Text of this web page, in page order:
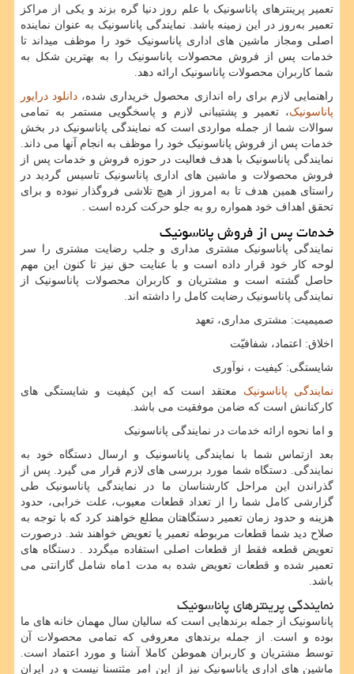
تعمیر پرینترهای پاناسونیک با علم روز دنیا گره بزند و یکی از مراکز
تعمیر به‌روز در این زمینه باشد. نمایندگی پاناسونیک به عنوان نماینده
اصلی ومجاز ماشین های اداری پاناسونیک خود را موظف میداند تا
خدمات پس از فروش محصولات پاناسونیک را به بهترین شکل به
شما کاربران محصولات پاناسونیک ارائه دهد.
راهنمایی لازم برای راه اندازی محصول خریداری شده، دانلود درایور
پاناسونیک، تعمیر و پشتیبانی لازم و پاسخگویی مستمر به تمامی
سوالات شما از جمله مواردی است که نمایندگی پاناسونیک در بخش
خدمات پس از فروش پاناسونیک خود را موظف به انجام آنها می داند.
نمایندگی پاناسونیک با هدف فعالیت در حوزه فروش و خدمات پس از
فروش محصولات و ماشین های اداری پاناسونیک تاسیس گردید در
راستای همین هدف تا به امروز از هیچ تلاشی فروگذار نبوده و برای
تحقق اهداف خود همواره رو به جلو حرکت کرده است .
خدمات پس از فروش پاناسونیک
نمایندگی پاناسونیک مشتری مداری و جلب رضایت مشتری را سر
لوحه کار خود قرار داده است و با عنایت حق نیز تا کنون این مهم
حاصل گشته است و مشتریان و کاربران محصولات پاناسونیک از
نمایندگی پاناسونیک رضایت کامل را داشته اند.
صمیمیت: مشتری مداری، تعهد
اخلاق: اعتماد، شفافیّت
شایستگی: کیفیت ، نوآوری
نمایندگی پاناسونیک معتقد است که این کیفیت و شایستگی های
کارکنانش است که ضامن موفقیت می باشد.
و اما نحوه ارائه خدمات در نمایندگی پاناسونیک
بعد ازتماس شما با نمایندگی پاناسونیک و ارسال دستگاه خود به
نمایندگی. دستگاه شما مورد بررسی های لازم قرار می گیرد. پس از
گذراندن این مراحل کارشناسان ما در نمایندگی پاناسونیک طی
گزارشی کامل شما را از تعداد قطعات معیوب، علت خرابی، حدود
هزینه و حدود زمان تعمیر دستگاهتان مطلع خواهند کرد که با توجه به
صلاح دید شما قطعات مربوطه تعمیر یا تعویض خواهند شد. درصورت
تعویض قطعه فقط از قطعات اصلی استفاده میگردد . دستگاه های
تعمیر شده و قطعات تعویض شده به مدت 1ماه شامل گارانتی می
باشد.
نمایندگی پرینترهای پاناسونیک
پاناسونیک از جمله برندهایی است که سالیان سال مهمان خانه های ما
بوده و است. از جمله برندهای معروفی که تمامی محصولات آن
توسط مشتریان و کاربران هموطن کاملا آشنا و مورد اعتماد است.
ماشین های اداری پاناسونیک نیز از این امر مثتسنا نیست و در ایران